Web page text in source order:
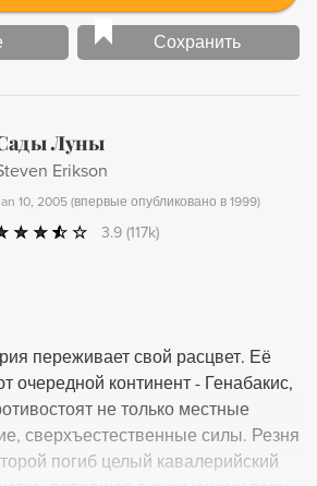
Сохранить
Луны
Erikson
10, 2005 (впервые опубликовано в 1999)
3.9 (117k)
переживает свой расцвет. Её
очередной континент - Генабакис,
не только местные
сверхъестественные силы. Резня
погиб целый кавалерийский